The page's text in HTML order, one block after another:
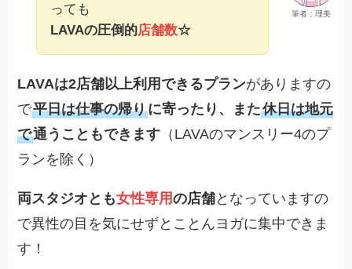
筆者：理美
っても
LAVAの圧倒的店舗数☆
LAVAは2店舗以上利用できるプランがありますの
で平日は仕事の帰りに寄ったり、また休日は地元
で通うこともできます （LAVAのマンスリー4のプ
ランを除く）
両スタジオとも女性専用の店舗となっていますの
で異性の目を気にせずとことんヨガに集中できま
す！